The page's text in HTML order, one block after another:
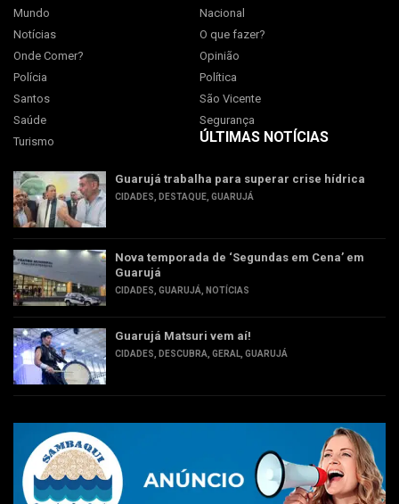
Mundo
Nacional
Notícias
O que fazer?
Onde Comer?
Opinião
Polícia
Política
Santos
São Vicente
Saúde
Segurança
Turismo
ÚLTIMAS NOTÍCIAS
Guarujá trabalha para superar crise hídrica
CIDADES DESTAQUE GUARUJÁ
Nova temporada de ‘Segundas em Cena’ em
Guarujá
CIDADES GUARUJÁ NOTÍCIAS
Guarujá Matsuri vem aí!
CIDADES DESCUBRA GERAL GUARUJÁ